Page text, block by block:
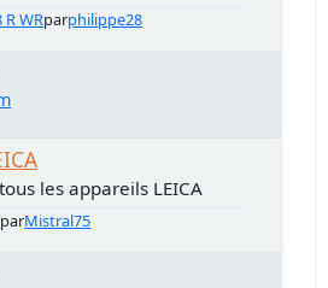
R WRparphilippe28
les appareils LEICA
parMistral75